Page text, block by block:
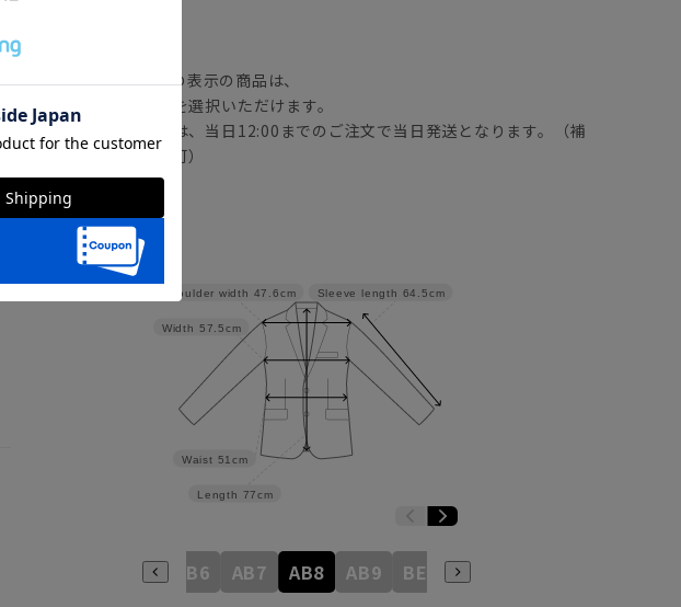
【
の表示の商品は、
注文画面でお急ぎ発送を選択いただけます。
さらにメルマガ会員様は、当日12:00までのご注文で当日発送となります。（補
正商品の場合は対応不可）
詳しくはこちら
Sleeve length 64.5cm
Length 77cm
Waist 51cm
Width 57.5cm
Shoulder width 47.6cm
AB5 AB6 AB7 AB8 AB9 BE3 BE4